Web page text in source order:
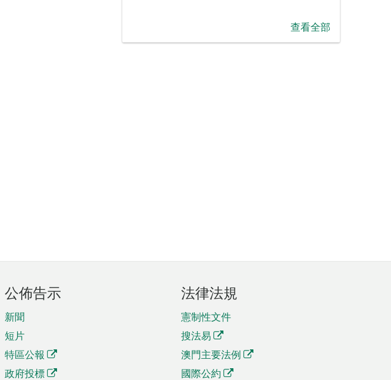
查看全部
公佈告示
新聞
短片
特區公報
政府投標
法律法規
憲制性文件
搜法易
澳門主要法例
國際公約